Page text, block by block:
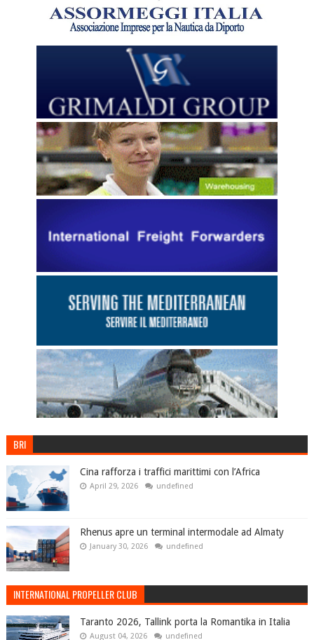
BRI
Cina rafforza i traffici marittimi con l’Africa
April 29, 2026 undefined
Rhenus apre un terminal intermodale ad Almaty
January 30, 2026 undefined
INTERNATIONAL PROPELLER CLUB
Taranto 2026, Tallink porta la Romantika in Italia
August 04, 2026 undefined